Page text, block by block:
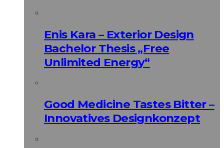
Enis Kara – Exterior Design
Bachelor Thesis „Free
Unlimited Energy“
Good Medicine Tastes Bitter –
Innovatives Designkonzept